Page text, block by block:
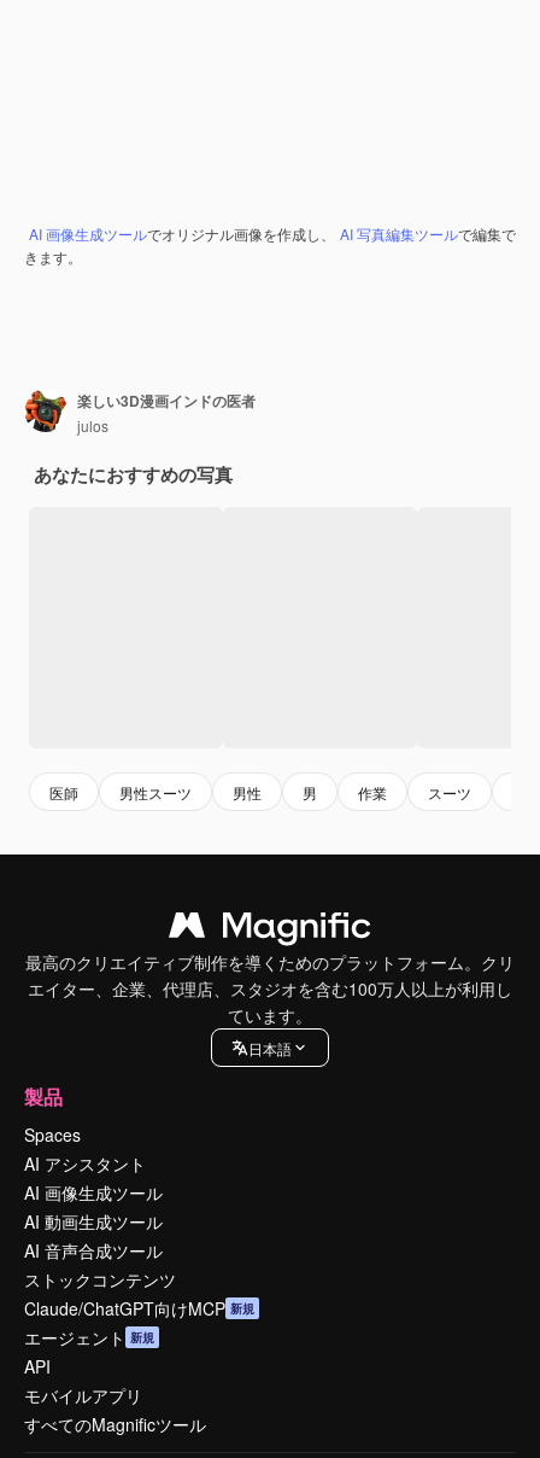
AI 画像生成ツールでオリジナル画像を作成し、 AI 写真編集ツールで編集で
きます。
楽しい3D漫画インドの医者
julos
あなたにおすすめの写真
医師 男性スーツ 男性 男 作業 スーツ
最高のクリエイティブ制作を導くためのプラットフォーム。クリ
エイター、企業、代理店、スタジオを含む100万人以上が利用し
ています。
日本語
製品
Spaces
AI アシスタント
AI 画像生成ツール
AI 動画生成ツール
AI 音声合成ツール
ストックコンテンツ
Claude/ChatGPT向けMCP 新規
エージェント 新規
API
モバイルアプリ
すべてのMagnificツール